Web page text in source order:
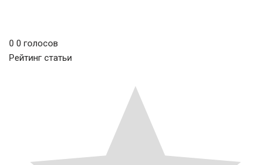
0 0 голосов
Рейтинг статьи